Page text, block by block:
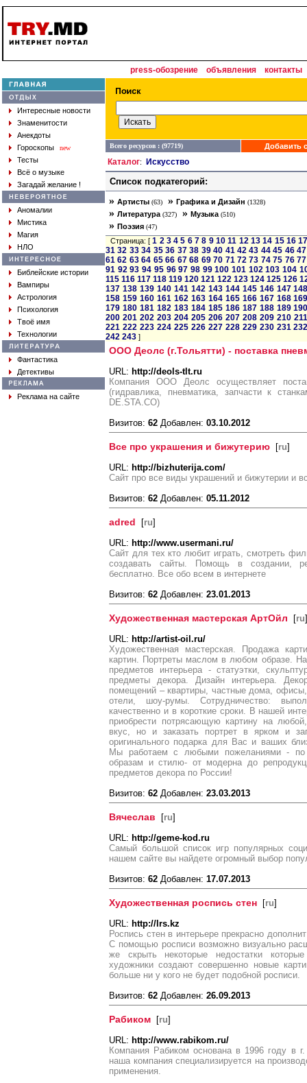
press-обозрение объявления контакты
Интересные новости
Знаменитости
Анекдоты
Гороскопы
new
Тесты
Всё о музыке
Загадай желание !
Аномалии
Мистика
Магия
НЛО
Библейские истории
Вампиры
Астрология
Психология
Твоё имя
Технологии
Фантастика
Детективы
Реклама на сайте
Всего ресурсов : (97719) Добавить
Каталог: Искусство
Список подкатегорий:
» Артисты (63) » Графика и Дизайн (1328)
» Литература (327) » Музыка (510)
» Поэзия (47)
Страница: [1 2 3 4 5 6 7 8 9 10 11 12 13 14 15 16
31 32 33 34 35 36 37 38 39 40 41 42 43 44 45 46 47
61 62 63 64 65 66 67 68 69 70 71 72 73 74 75 76 77
91 92 93 94 95 96 97 98 99 100 101 102 103 104
115 116 117 118 119 120 121 122 123 124 125 126
137 138 139 140 141 142 143 144 145 146 147
158 159 160 161 162 163 164 165 166 167 168
179 180 181 182 183 184 185 186 187 188 189
200 201 202 203 204 205 206 207 208 209 210 211
221 222 223 224 225 226 227 228 229 230 231
242 243 ]
ООО Деолс (г.Тольятти) - поставка
URL: http://deols-tlt.ru
Компания ООО Деолс осуществляет
(гидравлика, пневматика, запчасти к
DE.STA.CO)
Визитов: 62 Добавлен: 03.10.2012
Все про украшения и бижутерию [ru]
URL: http://bizhuterija.com/
Сайт про все виды украшений и бижутерии и
Визитов: 62 Добавлен: 05.11.2012
adred [ru]
URL: http://www.usermani.ru/
Сайт для тех кто любит играть, смотреть
создавать сайты. Помощь в создании,
бесплатно. Все обо всем в интернете
Визитов: 62 Добавлен: 23.01.2013
Художественная мастерская АртОйл [ru]
URL: http://artist-oil.ru/
Художественная мастерская. Продажа
картин. Портреты маслом в любом образе.
предметов интерьера - статуэтки,
предметы декора. Дизайн интерьера.
помещений – квартиры, частные дома,
отели, шоу-румы. Сотрудничество:
качественно и в короткие сроки. В нашей
приобрести потрясающую картину на
вкус, но и заказать портрет в ярком и
оригинального подарка для Вас и ваших
Мы работаем с любыми пожеланиями - по
образам и стилю- от модерна до
предметов декора по России!
Визитов: 62 Добавлен: 23.03.2013
Вячеслав [ru]
URL: http://geme-kod.ru
Самый большой список игр популярных
нашем сайте вы найдете огромный выбор
Визитов: 62 Добавлен: 17.07.2013
Художественная роспись стен [ru]
URL: http://lrs.kz
Роспись стен в интерьере прекрасно
С помощью росписи возможно визуально
же скрыть некоторые недостатки
художники создают совершенно новые
больше ни у кого не будет подобной росписи.
Визитов: 62 Добавлен: 26.09.2013
Рабиком [ru]
URL: http://www.rabikom.ru/
Компания Рабиком основана в 1996 году в
наша компания специализируется на
применения.